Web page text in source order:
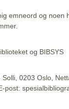
emneord og noen
og BIBSYS
0203 Oslo,
post: